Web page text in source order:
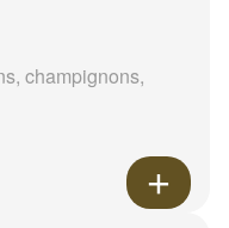
champignons,